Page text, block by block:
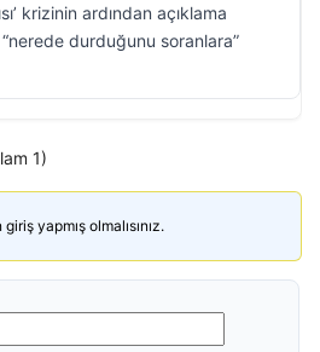
krizinin ardından açıklama
durduğunu soranlara”
1)
yapmış olmalısınız.